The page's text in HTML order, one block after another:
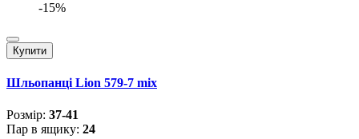
-15%
Купити
Шльопанці Lion 579-7 mix
Розмiр: 37-41
Пар в ящику: 24